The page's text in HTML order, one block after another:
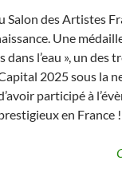
Salon des Artistes
Une
dans l’eau », un des
2025 sous la
participé à
en France !